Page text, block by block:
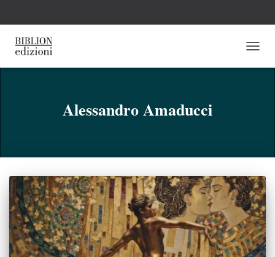
Alessandro Amaducci